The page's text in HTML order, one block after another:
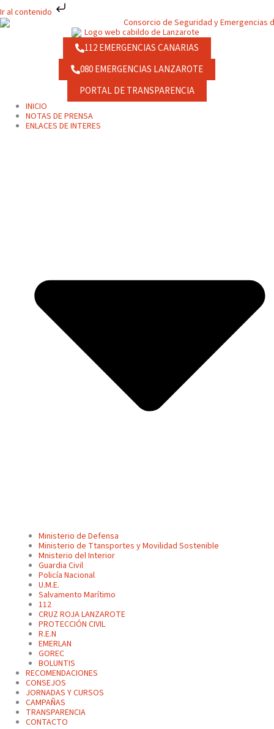
Ir al contenido
al
contenido
112 EMERGENCIAS CANARIAS
080 EMERGENCIAS LANZAROTE
PORTAL DE TRANSPARENCIA
INICIO
NOTAS DE PRENSA
ENLACES DE INTERES
Ministerio de Defensa
Ministerio de Ttansportes y Movilidad Sostenible
Mnisterio del Interior
Guardia Civil
Policía Nacional
U.M.E.
Salvamento Marítimo
112
CRUZ ROJA LANZAROTE
PROTECCIÓN CIVIL
R.E.N
EMERLAN
GOREC
BOLUNTIS
RECOMENDACIONES
CONSEJOS
JORNADAS Y CURSOS
CAMPAÑAS
TRANSPARENCIA
CONTACTO